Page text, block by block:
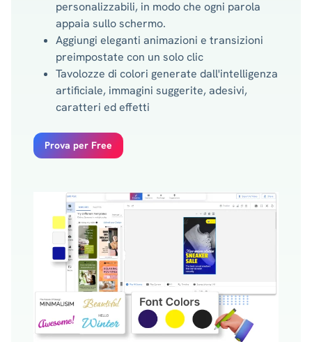
personalizzabili, in modo che ogni parola
appaia sullo schermo.
Aggiungi eleganti animazioni e transizioni
preimpostate con un solo clic
Tavolozze di colori generate dall'intelligenza
artificiale, immagini suggerite, adesivi,
caratteri ed effetti
Prova per Free